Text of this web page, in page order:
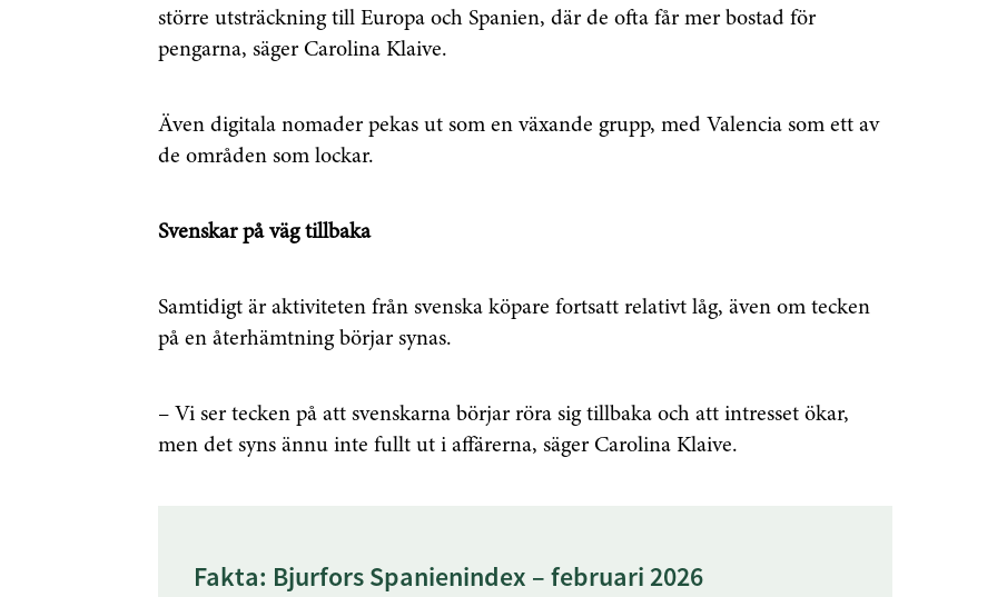
större utsträckning till Europa och Spanien, där de ofta får mer bostad för
pengarna, säger Carolina Klaive.
Även digitala nomader pekas ut som en växande grupp, med Valencia som ett av
de områden som lockar.
Svenskar på väg tillbaka
Samtidigt är aktiviteten från svenska köpare fortsatt relativt låg, även om tecken
på en återhämtning börjar synas.
– Vi ser tecken på att svenskarna börjar röra sig tillbaka och att intresset ökar,
men det syns ännu inte fullt ut i affärerna, säger Carolina Klaive.
Fakta: Bjurfors Spanienindex – februari 2026